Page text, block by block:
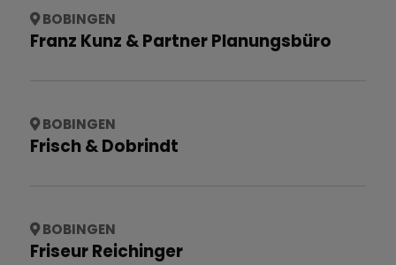
BOBINGEN
Franz Kunz & Partner Planungsbüro
BOBINGEN
Frisch & Dobrindt
BOBINGEN
Friseur Reichinger